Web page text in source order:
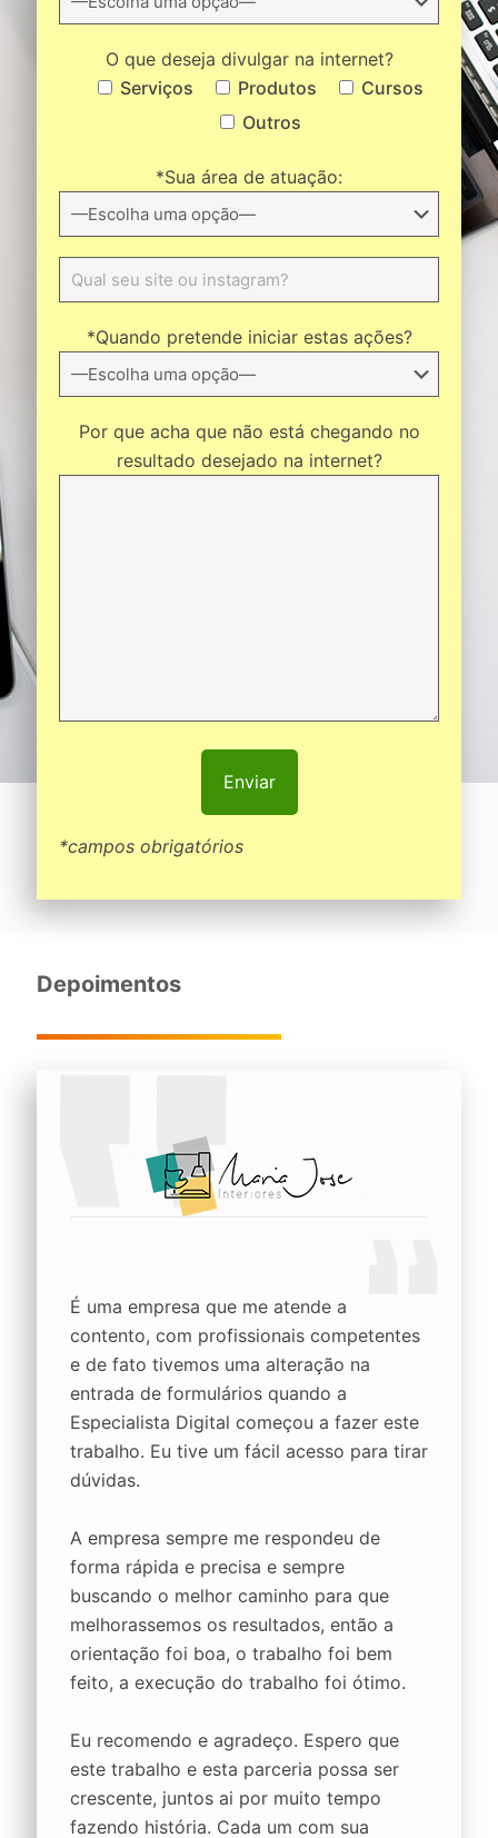
O que deseja divulgar na internet?
Serviços
Produtos
Cursos
Outros
*Sua área de atuação:
*Quando pretende iniciar estas ações?
Por que acha que não está chegando no
resultado desejado na internet?
*campos obrigatórios
Depoimentos
É uma empresa que me atende a
contento, com profissionais competentes
e de fato tivemos uma alteração na
entrada de formulários quando a
Especialista Digital começou a fazer este
trabalho. Eu tive um fácil acesso para tirar
dúvidas.
A empresa sempre me respondeu de
forma rápida e precisa e sempre
buscando o melhor caminho para que
melhorassemos os resultados, então a
orientação foi boa, o trabalho foi bem
feito, a execução do trabalho foi ótimo.
Eu recomendo e agradeço. Espero que
este trabalho e esta parceria possa ser
crescente, juntos ai por muito tempo
fazendo história. Cada um com sua